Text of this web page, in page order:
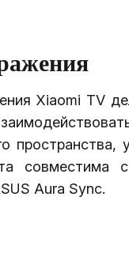
Xiaomi TV
пространства,
совместима
Aura Sync.